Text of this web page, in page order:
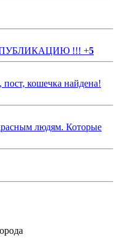
!!! +5
пост, кошечка найдена!
людям. Которые